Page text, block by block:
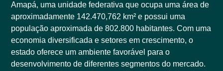
Amapá, uma unidade federativa que ocupa uma área de
aproximadamente 142.470,762 km² e possui uma
população aproximada de 802.800 habitantes. Com uma
economia diversificada e setores em crescimento, o
estado oferece um ambiente favorável para o
desenvolvimento de diferentes segmentos do mercado.